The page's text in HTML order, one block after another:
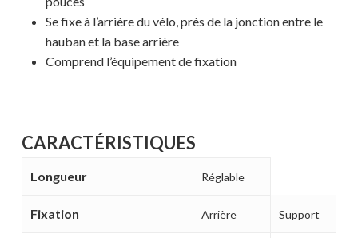
Se fixe à l’arrière du vélo, près de la jonction entre le
hauban et la base arrière
Comprend l’équipement de fixation
CARACTÉRISTIQUES
Longueur Réglable
Fixation Arrière Support